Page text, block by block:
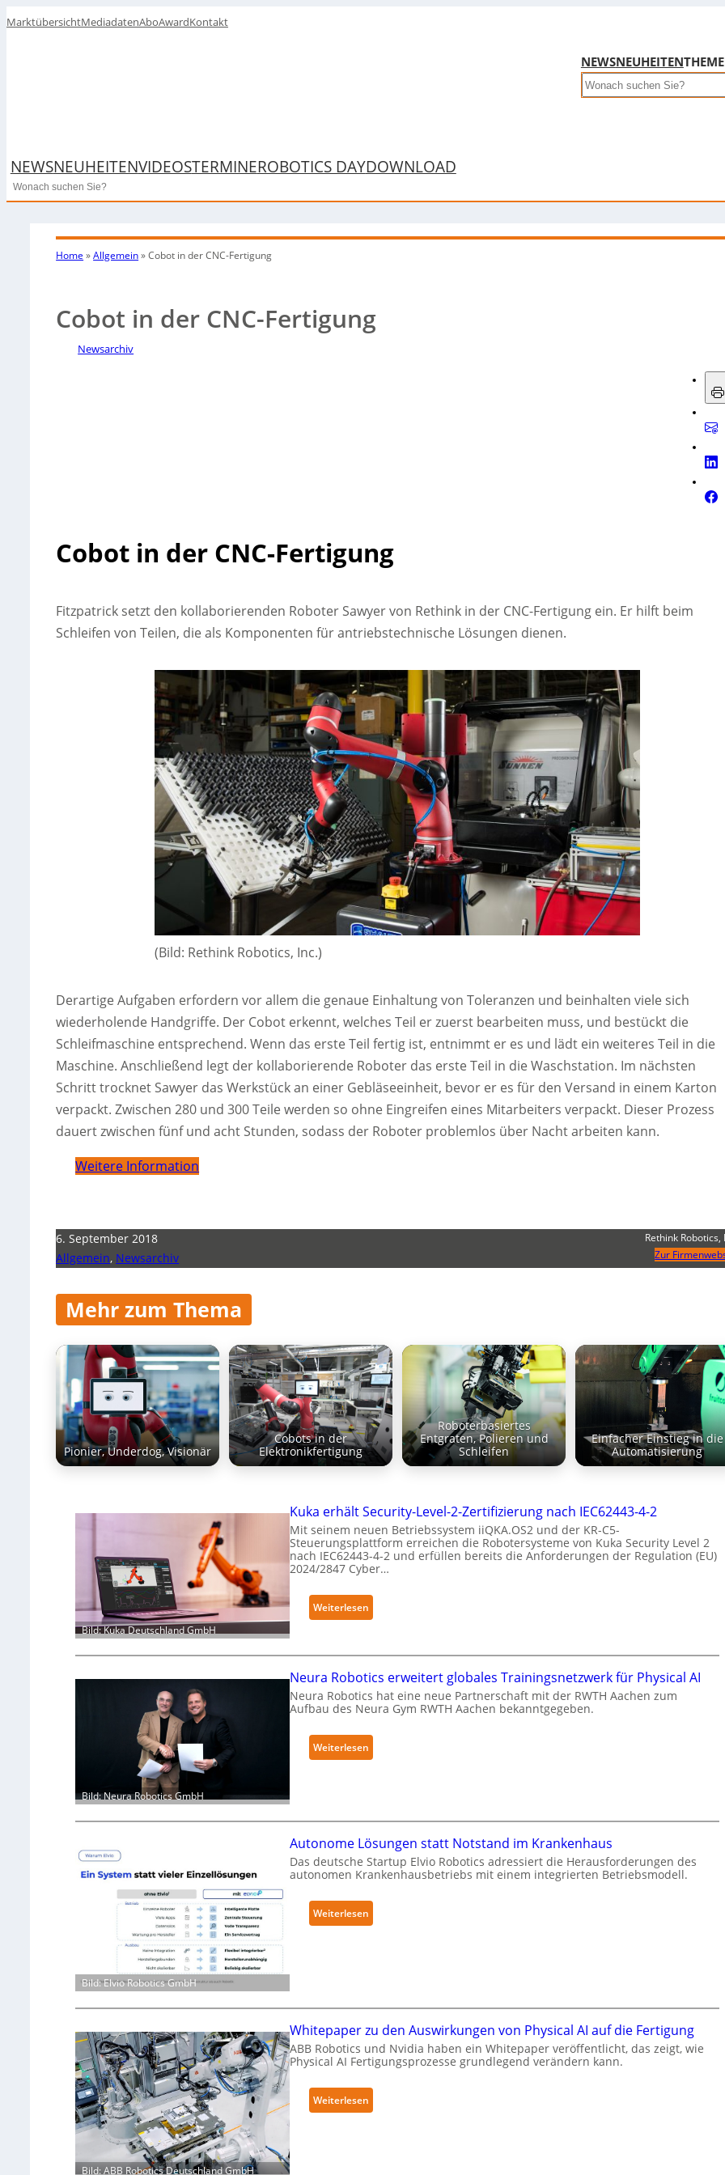
MarktübersichtMediadatenAboAwardKontakt
NEWSNEUHEITEN
Search
NEWSNEUHEITENVIDEOSTERMINEROBOTICS DAYDOWNLOAD
Search
Home »Allgemein»Cobot in der CNC-Fertigung
Cobot in der CNC-Fertigung
Newsarchiv
Cobot in der CNC-Fertigung
Fitzpatrick setzt den kollaborierenden Roboter Sawyer von Rethink in der CNC-Fertigung ein. Er hilft beim
Schleifen von Teilen, die als Komponenten für antriebstechnische Lösungen dienen.
(Bild: Rethink Robotics, Inc.)
Derartige Aufgaben erfordern vor allem die genaue Einhaltung von Toleranzen und beinhalten viele sich
wiederholende Handgriffe. Der Cobot erkennt, welches Teil er zuerst bearbeiten muss, und bestückt die
Schleifmaschine entsprechend. Wenn das erste Teil fertig ist, entnimmt er es und lädt ein weiteres Teil in die
Maschine. Anschließend legt der kollaborierende Roboter das erste Teil in die Waschstation. Im nächsten
Schritt trocknet Sawyer das Werkstück an einer Gebläseeinheit, bevor er es für den Versand in einem Karton
verpackt. Zwischen 280 und 300 Teile werden so ohne Eingreifen eines Mitarbeiters verpackt. Dieser Prozess
dauert zwischen fünf und acht Stunden, sodass der Roboter problemlos über Nacht arbeiten kann.
Weitere Information
6. September 2018
Allgemein, Newsarchiv
Rethink Robotics,
Zur
Mehr zum Thema
Pionier, Underdog, Visionär
Cobots in der
Elektronikfertigung
Roboterbasiertes
Entgraten, Polieren und
Schleifen
Einfacher Einstieg in die
Automatisierung
Bild: Kuka Deutschland GmbH
Kuka erhält Security-Level-2-Zertifizierung nach IEC62443-4-2
Mit seinem neuen Betriebssystem iiQKA.OS2 und der KR-C5-
Steuerungsplattform erreichen die Robotersysteme von Kuka Security Level 2
nach IEC62443-4-2 und erfüllen bereits die Anforderungen der Regulation (EU)
2024/2847 Cyber…
Weiterlesen
K
k
a
e
r
l
u
r
i
-
-
2
-
r
Bild: Neura Robotics GmbH
Neura Robotics erweitert globales Trainingsnetzwerk für Physical AI
Neura Robotics hat eine neue Partnerschaft mit der RWTH Aachen zum
Aufbau des Neura Gym RWTH Aachen bekanntgegeben.
Weiterlesen
N
R
o
b
o
e
i
t
e
Bild: Elvio Robotics GmbH
Autonome Lösungen statt Notstand im Krankenhaus
Das deutsche Startup Elvio Robotics adressiert die Herausforderungen des
autonomen Krankenhausbetriebs mit einem integrierten Betriebsmodell.
Weiterlesen
A
m
e
L
u
Bild: ABB Robotics Deutschland GmbH
Whitepaper zu den Auswirkungen von Physical AI auf die Fertigung
ABB Robotics und Nvidia haben ein Whitepaper veröffentlicht, das zeigt, wie
Physical AI Fertigungsprozesse grundlegend verändern kann.
Weiterlesen
W